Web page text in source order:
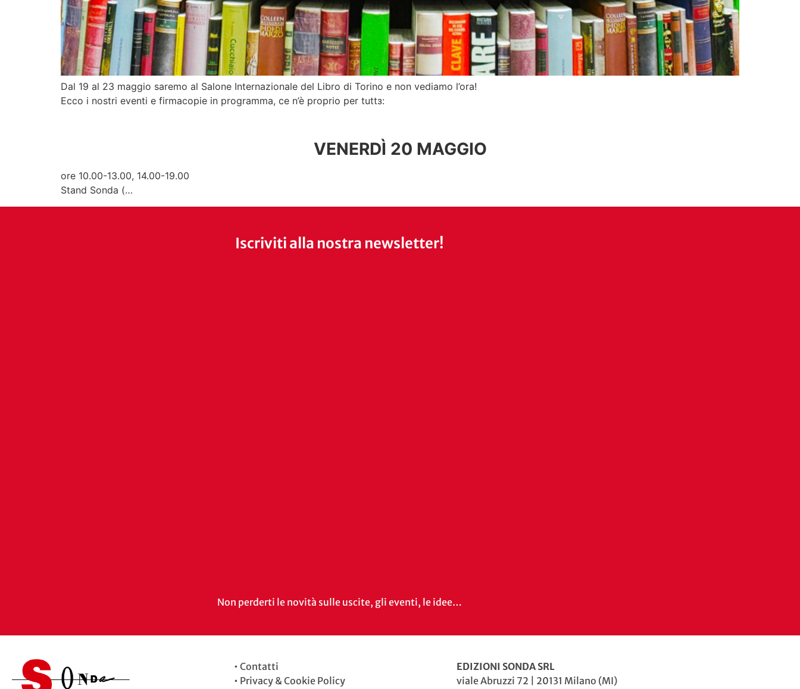
Dal 19 al 23 maggio saremo al Salone Internazionale del Libro di Torino e non vediamo l’ora!
Ecco i nostri eventi e firmacopie in programma, ce n’è proprio per tuttз:
VENERDÌ 20 MAGGIO
ore 10.00-13.00, 14.00-19.00
Stand Sonda (…
Iscriviti alla nostra newsletter!
Non perderti le novità sulle uscite, gli eventi, le idee…
•Contatti
• Privacy & Cookie Policy
EDIZIONI SONDA SRL
viale Abruzzi 72 | 20131 Milano (MI)